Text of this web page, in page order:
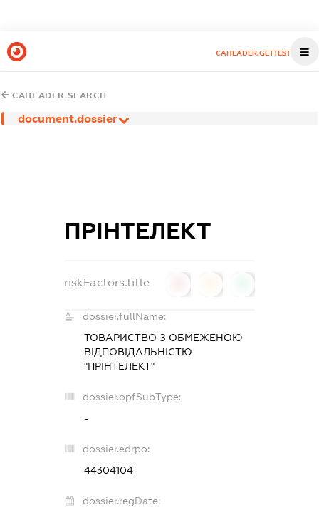
CAHEADER.GETTEST
CAHEADER.SEARCH
document.dossier
ПРІНТЕЛЕКТ
riskFactors.title
dossier.fullName:
ТОВАРИСТВО З ОБМЕЖЕНОЮ
ВІДПОВІДАЛЬНІСТЮ
"ПРІНТЕЛЕКТ"
dossier.opfSubType:
-
dossier.edrpo:
44304104
dossier.regDate: